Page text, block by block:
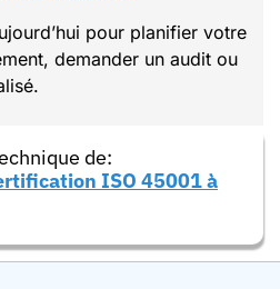
pour planifier votre
demander un audit ou
de:
ISO 45001 à